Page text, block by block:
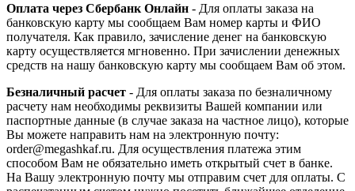
Оплата через Сбербанк Онлайн - Для оплаты заказа на
банковскую карту мы сообщаем Вам номер карты и ФИО
получателя. Как правило, зачисление денег на банковскую
карту осуществляется мгновенно. При зачислении денежных
средств на нашу банковскую карту мы сообщаем Вам об этом.
Безналичный расчет - Для оплаты заказа по безналичному
расчету нам необходимы реквизиты Вашей компании или
паспортные данные (в случае заказа на частное лицо), которые
Вы можете направить нам на электронную почту:
order@megashkaf.ru. Для осуществления платежа этим
способом Вам не обязательно иметь открытый счет в банке.
На Вашу электронную почту мы отправим счет для оплаты. С